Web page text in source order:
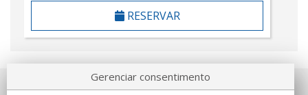
RESERVAR
Gerenciar consentimento